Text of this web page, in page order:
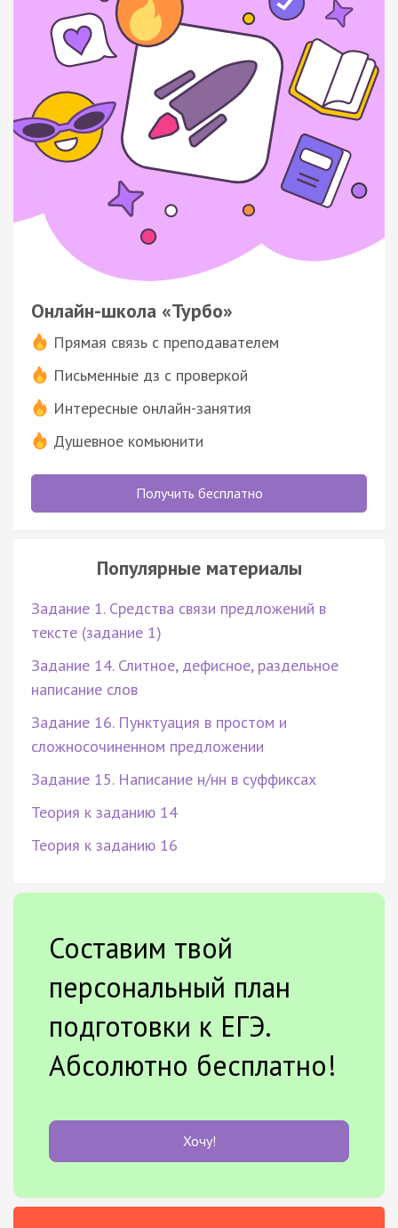
Онлайн-школа «Турбо»
Прямая связь с преподавателем
Письменные дз с проверкой
Интересные онлайн-занятия
Душевное комьюнити
Получить бесплатно
Популярные материалы
Задание 1. Средства связи предложений в
тексте (задание 1)
Задание 14. Слитное, дефисное, раздельное
написание слов
Задание 16. Пунктуация в простом и
сложносочиненном предложении
Задание 15. Написание н/нн в суффиксах
Теория к заданию 14
Теория к заданию 16
Составим твой
персональный план
подготовки к ЕГЭ.
Абсолютно бесплатно!
Хочу!